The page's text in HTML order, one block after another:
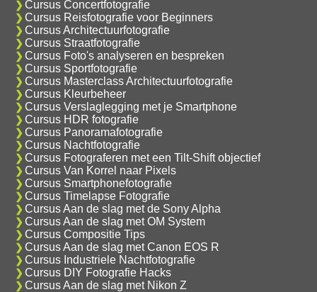
Cursus Concertfotografie
Cursus Reisfotografie voor Beginners
Cursus Architectuurfotografie
Cursus Straatfotografie
Cursus Foto's analyseren en bespreken
Cursus Sportfotografie
Cursus Masterclass Architectuurfotografie
Cursus Kleurbeheer
Cursus Verslaglegging met je Smartphone
Cursus HDR fotografie
Cursus Panoramafotografie
Cursus Nachtfotografie
Cursus Fotograferen met een Tilt-Shift objectief
Cursus Van Korrel naar Pixels
Cursus Smartphonefotografie
Cursus Timelapse Fotografie
Cursus Aan de slag met de Sony Alpha
Cursus Aan de slag met OM System
Cursus Compositie Tips
Cursus Aan de slag met Canon EOS R
Cursus Industriele Nachtfotografie
Cursus DIY Fotografie Hacks
Cursus Aan de slag met Nikon Z